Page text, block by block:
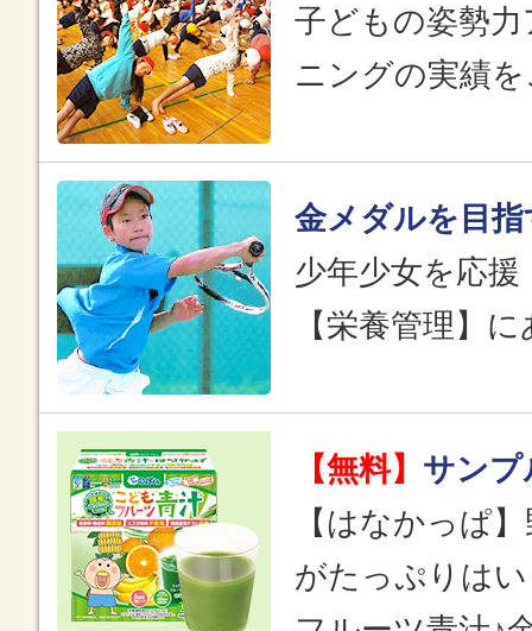
子どもの姿勢
ニングの実績
金メダルを目指
少年少女を応
【栄養管理】
【無料】 サンプ
【はなかっぱ
がたっぷりは